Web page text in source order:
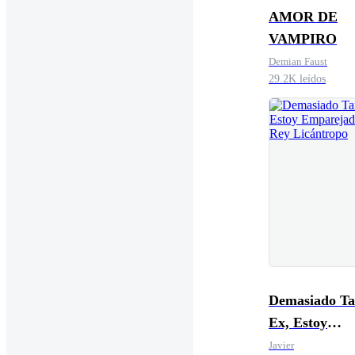
AMOR DE
VAMPIRO
Demian Faust
29.2K leídos
Demasiado
Ex, Estoy
Emparejada
Javier